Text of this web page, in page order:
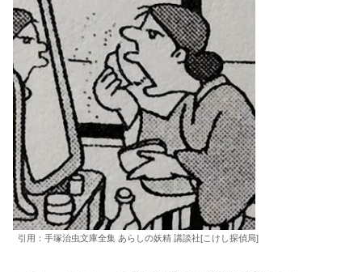
引用：手塚治虫文庫全集 あらしの妖精 講談社[こけし探偵局]